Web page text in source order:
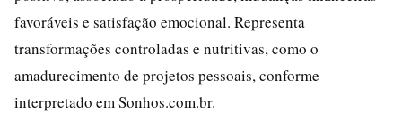
favoráveis e satisfação emocional. Representa
transformações controladas e nutritivas, como o
amadurecimento de projetos pessoais, conforme
interpretado em Sonhos.com.br.